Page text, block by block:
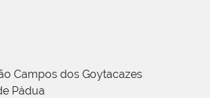
Campos dos Goytacazes
Pádua